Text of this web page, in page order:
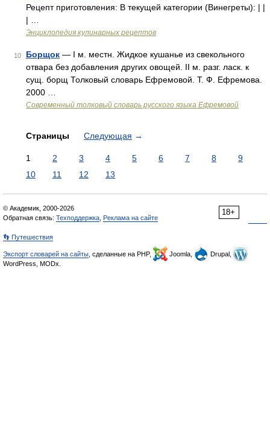
Рецепт приготовления: В текущей категории (Винегреты): | |
| …
Энциклопедия кулинарных рецептов
10 Борщок — I м. местн. Жидкое кушанье из свекольного
отвара без добавления других овощей. II м. разг. ласк. к
сущ. борщ Толковый словарь Ефремовой. Т. Ф. Ефремова.
2000 …
Современный толковый словарь русского языка Ефремовой
Страницы Следующая →
1 2 3 4 5 6 7 8
9
10
11 12 13
18+
© Академик, 2000-2026
Обратная связь: Техподдержка Реклама на сайте
👣 Путешествия
Экспорт словарей на сайты , сделанные на PHP, Joomla,
Drupal,
WordPress, MODx.